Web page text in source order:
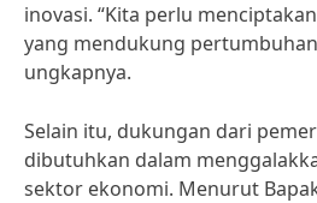
inovasi. “Kita perlu
yang mendukung
ungkapnya.
Selain itu, dukungan dari
dibutuhkan dalam
sektor ekonomi. Menurut